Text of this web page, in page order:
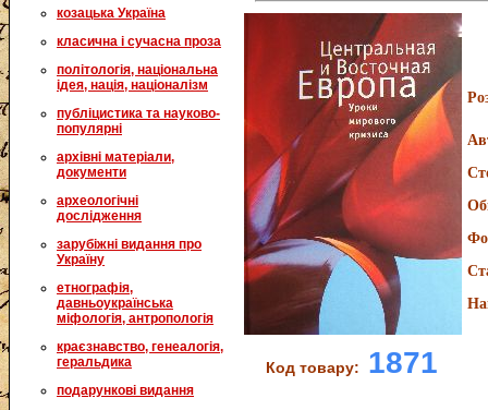
козацька Україна
класична і сучасна проза
політологія, національна
ідея, нація, націоналізм
публіцистика та науково-
популярні
архівні матеріали,
документи
археологічні
дослідження
зарубіжні видання про
Україну
етнографія,
давньоукраїнська
міфологія, антропологія
краєзнавство, генеалогія,
геральдика
подарункові видання
Код товару: 1871